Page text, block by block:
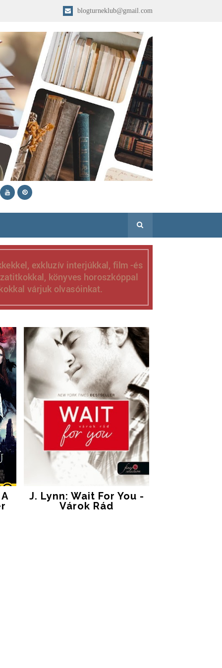
blogturneklub@gmail.com
J. Lynn: Wait For You -
Várok Rád